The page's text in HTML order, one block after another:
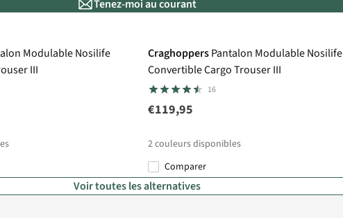
Tenez-moi au courant
Modulable Nosilife
III
CraghoppersPantalon Modulable Nosilife
Convertible Cargo Trouser III
16
€119,95
2couleurs disponibles
Comparer
Voir toutes les alternatives